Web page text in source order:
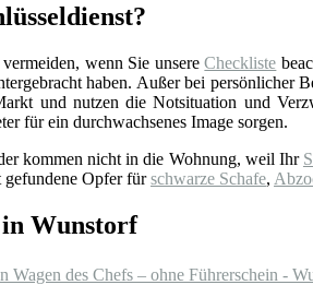
vermeiden, wenn Sie unsereCheckliste
haben. Außer bei persönlicher
und nutzen die Notsituation und
für ein durchwachsenes Image sorgen.
kommen nicht in die Wohnung, weil Ihr
gefundene Opfer fürschwarze Schafe,
in Wunstorf
Wagen des Chefs – ohne Führerschein -